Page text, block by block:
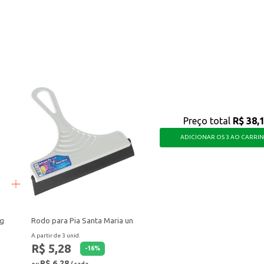
Rodo para Pia Santa Maria un
A partir de 3 unid.
R$ 5,28 -16%
Preço total R$
ADICIONAR OS 3 AO